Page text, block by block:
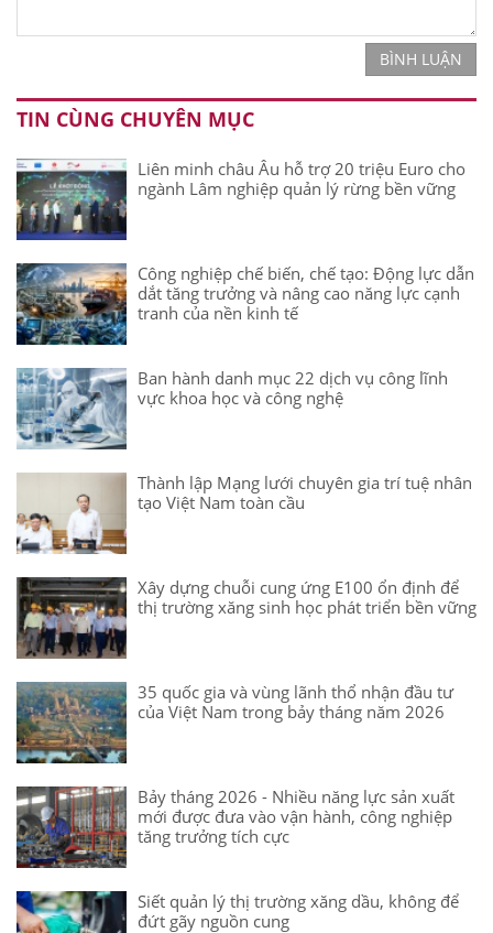
BÌNH LUẬN
TIN CÙNG CHUYÊN MỤC
Liên minh châu Âu hỗ trợ 20 triệu Euro cho
ngành Lâm nghiệp quản lý rừng bền vững
Công nghiệp chế biến, chế tạo: Động lực dẫn
dắt tăng trưởng và nâng cao năng lực cạnh
tranh của nền kinh tế
Ban hành danh mục 22 dịch vụ công lĩnh
vực khoa học và công nghệ
Thành lập Mạng lưới chuyên gia trí tuệ nhân
tạo Việt Nam toàn cầu
Xây dựng chuỗi cung ứng E100 ổn định để
thị trường xăng sinh học phát triển bền vững
35 quốc gia và vùng lãnh thổ nhận đầu tư
của Việt Nam trong bảy tháng năm 2026
Bảy tháng 2026 - Nhiều năng lực sản xuất
mới được đưa vào vận hành, công nghiệp
tăng trưởng tích cực
Siết quản lý thị trường xăng dầu, không để
đứt gãy nguồn cung